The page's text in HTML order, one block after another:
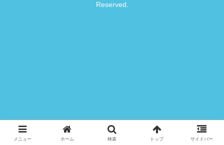
Reserved.
メニュー ホーム 検索 トップ サイドバー